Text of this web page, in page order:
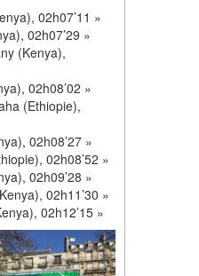
02h07’11 »
02h07’29 »
(Kenya),
02h08’02 »
(Ethiopie),
02h08’27 »
02h08’52 »
02h09’28 »
02h11’30 »
02h12’15 »